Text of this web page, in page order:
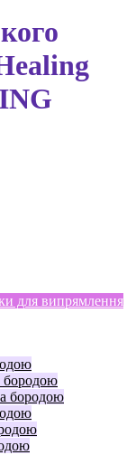
для випрямлення
бородою
бородою